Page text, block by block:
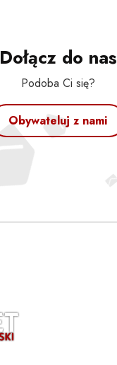
Dołącz do nas
Podoba Ci się?
Obywateluj z nami